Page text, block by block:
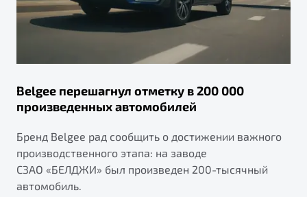
Belgee перешагнул отметку в 200 000
произведенных автомобилей
Бренд Belgee рад сообщить о достижении важного
производственного этапа: на заводе
СЗАО «БЕЛДЖИ» был произведен 200-тысячный
автомобиль.